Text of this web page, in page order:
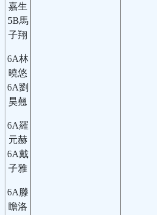
嘉生
5B馬
子翔
6A林
曉悠
6A劉
昊翹
6A羅
元赫
6A戴
子雅
6A滕
瞻洛